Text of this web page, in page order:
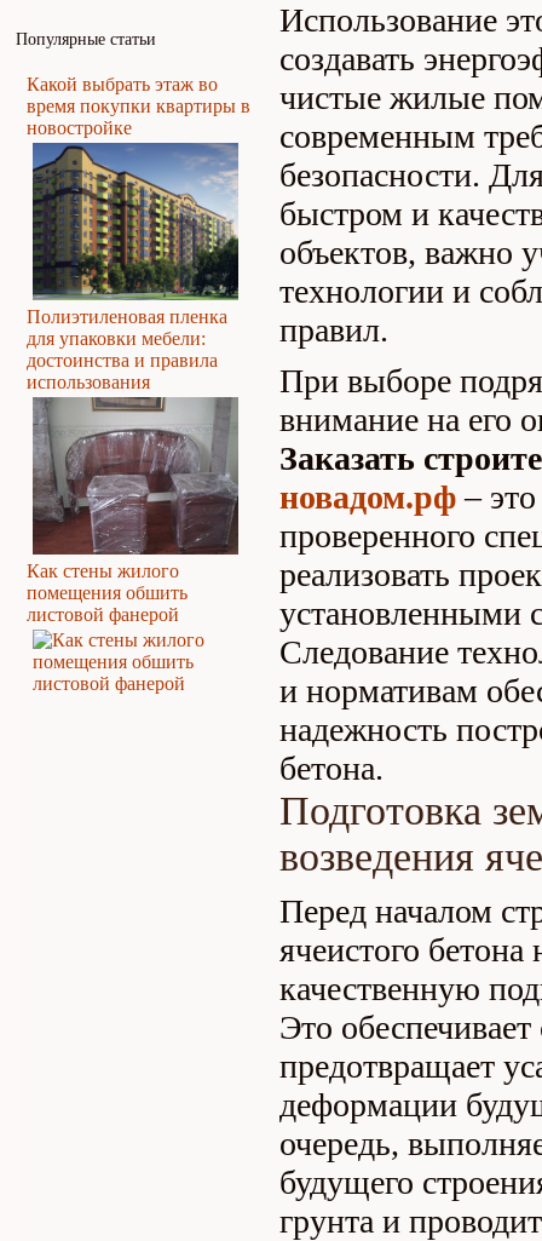
Популярные статьи
Какой выбрать этаж во
время покупки квартиры в
новостройке
Полиэтиленовая пленка
для упаковки мебели:
достоинства и правила
использования
Как стены жилого
помещения обшить
листовой фанерой
Использование
создавать
чистые жилые
современным
безопасности.
быстром и
объектов, важно
технологии и
правил.
При выборе
внимание на его
Заказать
новадом.рф –
проверенного
реализовать
установленными
Следование
и нормативам
надежность
бетона.
Подготовка
возведения
Перед началом
ячеистого
качественную
Это
предотвращает
деформации
очередь,
будущего
грунта и